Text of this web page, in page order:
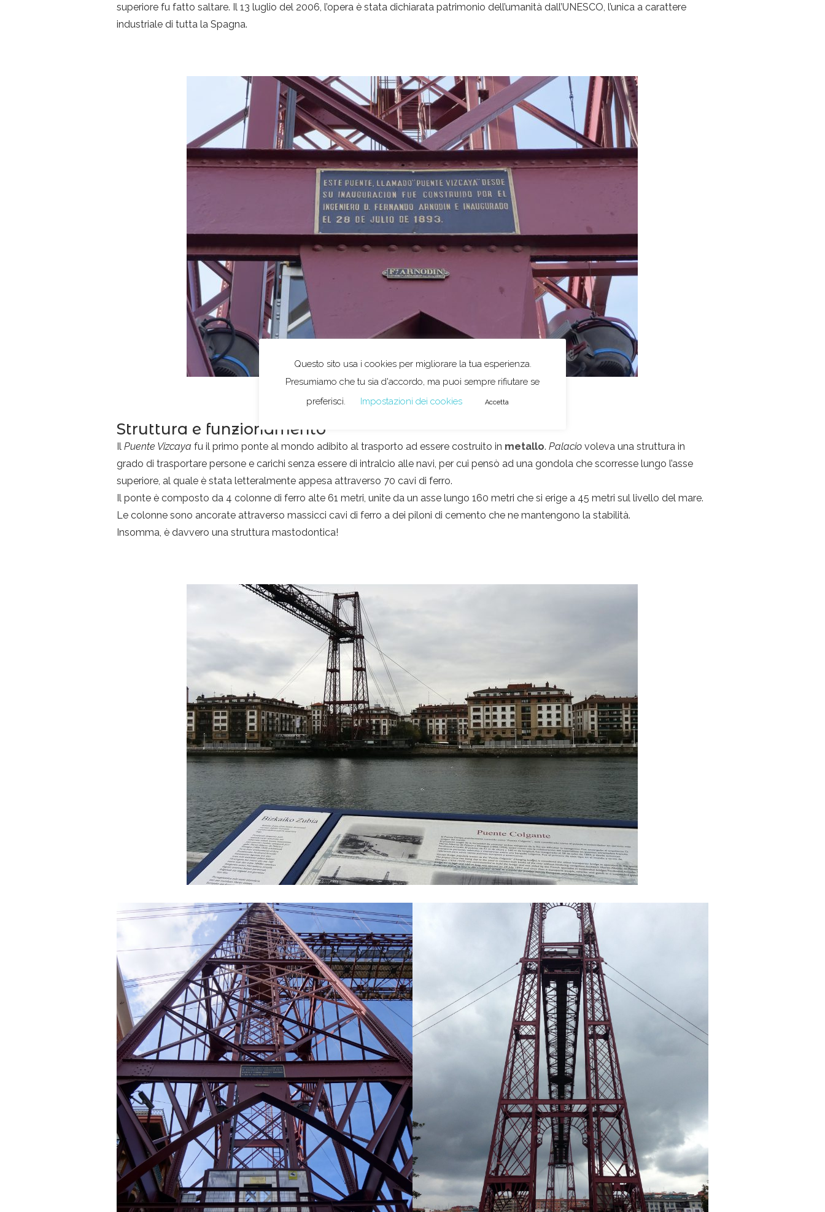
superiore fu fatto saltare. Il 13 luglio del 2006, l’opera è stata dichiarata patrimonio dell’umanità dall’UNESCO, l’unica a carattere
industriale di tutta la Spagna.
Struttura e funzionamento
IlPuente Vizcaya fu il primo ponte al mondo adibito al trasporto ad essere costruito in metallo.Palacio voleva una struttura in
grado di trasportare persone e carichi senza essere di intralcio alle navi, per cui pensò ad una gondola che scorresse lungo l’asse
superiore, al quale è stata letteralmente appesa attraverso 70 cavi di ferro.
Il ponte è composto da 4 colonne di ferro alte 61 metri, unite da un asse lungo 160 metri che si erige a 45 metri sul livello del mare.
Le colonne sono ancorate attraverso massicci cavi di ferro a dei piloni di cemento che ne mantengono la stabilità.
Insomma, è davvero una struttura mastodontica!